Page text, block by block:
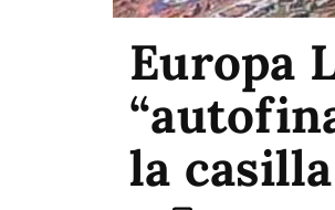
Europa
la